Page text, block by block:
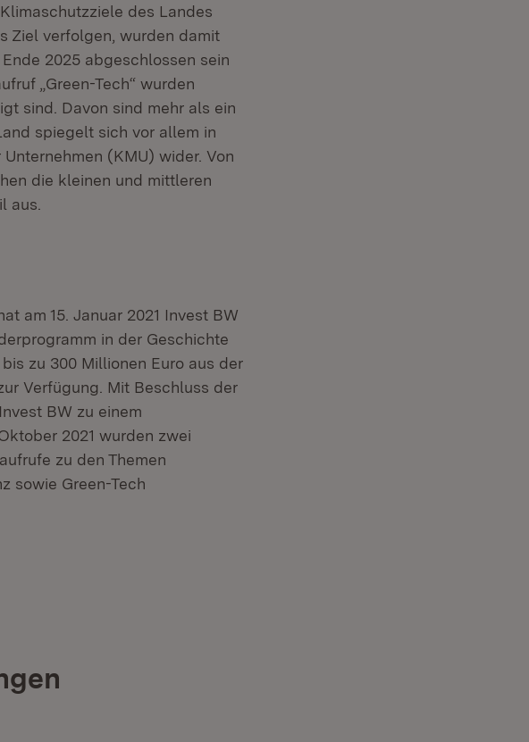
des Landes
Ziel verfolgen, wurden damit
2025 abgeschlossen sein
„Green-Tech“ wurden
sind. Davon sind mehr als ein
spiegelt sich vor allem in
(KMU) wider. Von
die kleinen und mittleren
aus.
am 15. Januar 2021 Invest BW
in der Geschichte
zu 300 Millionen Euro aus der
Verfügung. Mit Beschluss der
BW zu einem
2021 wurden zwei
zu den Themen
sowie Green-Tech